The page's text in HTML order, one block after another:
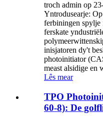
troch admin op
Yntrodusearje:
ferbiningen
ferskate
inisjatoren dy't
photoinitiator
meast alsidige en
Lês mear
TPO
60-8): De